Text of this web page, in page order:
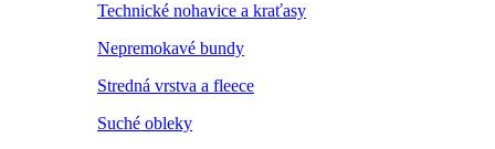
Technické nohavice a kraťasy
Nepremokavé bundy
Stredná vrstva a fleece
Suché obleky